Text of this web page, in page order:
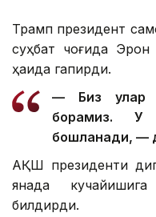
Трамп президент
суҳбат чоғида Эрон
ҳақида гапирди.
— Биз улар
борамиз. У
бошланади, —
АҚШ президенти
янада
билдирди.